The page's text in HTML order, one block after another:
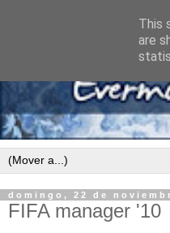
domingo, 22 de
FIFA manager '10
This
are